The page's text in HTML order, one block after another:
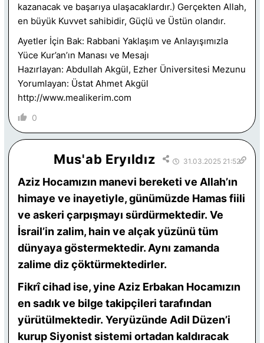
kazanacak ve başarıya ulaşacaklardır.) Gerçekten Allah,
en büyük Kuvvet sahibidir, Güçlü ve Üstün olandır.
Ayetler İçin Bak: Rabbani Yaklaşım ve Anlayışımızla
Yüce Kur’an’ın Manası ve Mesajı
Hazırlayan: Abdullah Akgül, Ezher Üniversitesi Mezunu
Yorumlayan: Üstat Ahmet Akgül
http://www.mealikerim.com
0
Mus'ab Eryıldız 31.03.2025 21:52
Aziz Hocamızın manevi bereketi ve Allah’ın
himaye ve inayetiyle, günümüzde Hamas fiili
ve askeri çarpışmayı sürdürmektedir. Ve
İsrail’in zalim, hain ve alçak yüzünü tüm
dünyaya göstermektedir. Aynı zamanda
zalime diz çöktürmektedirler.
Fikrî cihad ise, yine Aziz Erbakan Hocamızın
en sadık ve bilge takipçileri tarafından
yürütülmektedir. Yeryüzünde Adil Düzen’i
kurup Siyonist sistemi ortadan kaldıracak